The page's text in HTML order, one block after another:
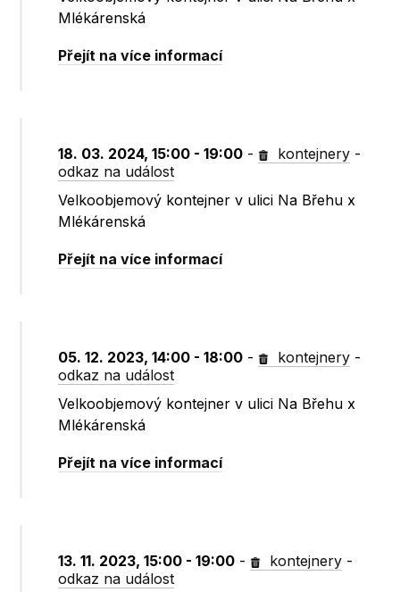
Mlékárenská
Přejít na více informací
18. 03. 2024, 15:00 - 19:00 - kontejnery -
odkaz na událost
Velkoobjemový kontejner v ulici Na Břehu x
Mlékárenská
Přejít na více informací
05. 12. 2023, 14:00 - 18:00 - kontejnery -
odkaz na událost
Velkoobjemový kontejner v ulici Na Břehu x
Mlékárenská
Přejít na více informací
13. 11. 2023, 15:00 - 19:00 - kontejnery -
odkaz na událost